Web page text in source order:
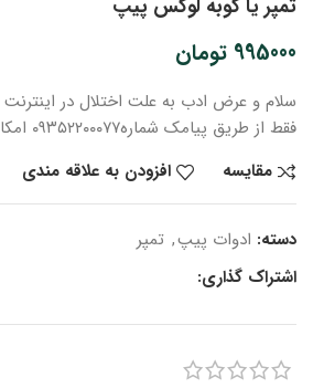
995000 تومان
سلام و عرض ادب به علت اختلال در اینترنت
فقط از طریق پیامک شماره۰۹۳۵۲۲۰۰۰۷۷ امکان پذیر است
مقایسه
افزودن به علاقه مندی
دسته: ادوات پیپ, تمپر
اشتراک گذاری: